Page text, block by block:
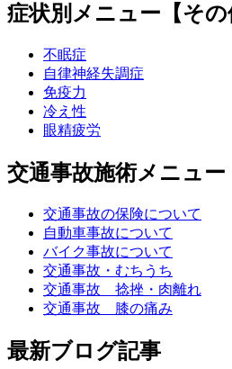
症状別メニュー【その
不眠症
自律神経失調症
免疫力
冷え性
眼精疲労
交通事故施術メニュー
交通事故の保険について
自動車事故について
バイク事故について
交通事故・むちうち
交通事故 捻挫・肉離れ
交通事故 膝の痛み
最新ブログ記事